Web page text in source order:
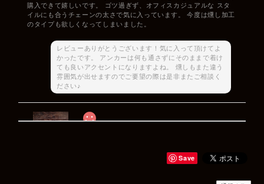
購入できて嬉しいです。 ゴツ過ぎず、オフィスカジュアルな スタ
イルにも合うチェーンの太さで気に入っています。 今度は燻し加工
のタイプも欲しくなってしまいました。
レビューありがとうございます！気に入って頂けてよ
かったです。 アンカーは何も通さずにそのままで着け
ても良いアクセントになりますよね。 燻しもまた違う
雰囲気が出せますのでご要望の際は是非またご相談く
ださい♪
Save